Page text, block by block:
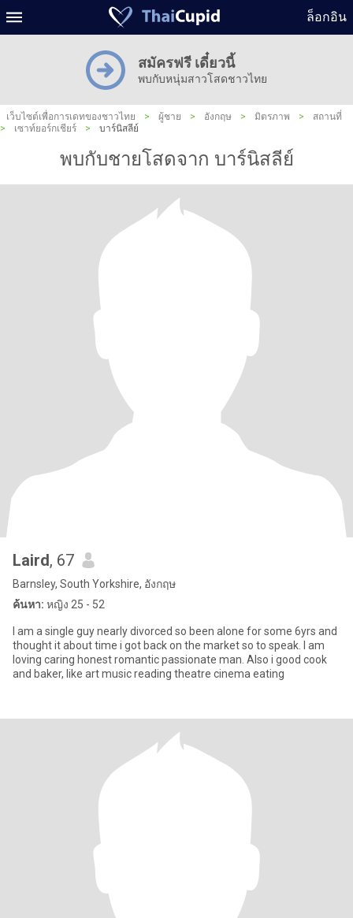
ล็อกอิน
สมัครฟรี เดี๋ยวนี้
พบกับหนุ่มสาวโสดชาวไทย
เว็บไซต์เพื่อการเดทของชาวไทย > ผู้ชาย > อังกฤษ > มิตรภาพ >
สถานที่
>
เซาท์ยอร์กเชียร์ > บาร์นิสลีย์
พบกับชายโสดจาก บาร์นิสลีย์
Laird, 67
Barnsley, South Yorkshire, อังกฤษ
ค้นหา: หญิง 25 - 52
I am a single guy nearly divorced so been alone for some 6yrs and
thought it about time i got back on the market so to speak. I am
loving caring honest romantic passionate man. Also i good cook
and baker, like art music reading theatre cinema eating